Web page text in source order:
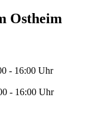
Ostheim
- 16:00 Uhr
- 16:00 Uhr